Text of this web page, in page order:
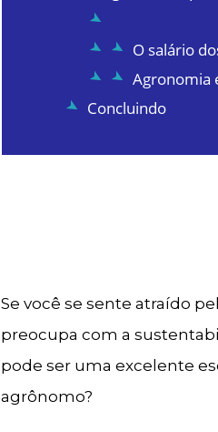
O salário
Agronomia
Concluindo
Se você se sente atraído
preocupa com a
pode ser uma excelente
agrônomo?